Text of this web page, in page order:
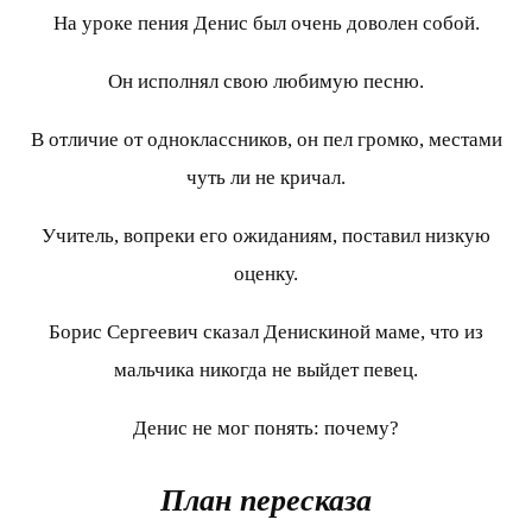
На уроке пения Денис был очень доволен собой.
Он исполнял свою любимую песню.
В отличие от одноклассников, он пел громко, местами
чуть ли не кричал.
Учитель, вопреки его ожиданиям, поставил низкую
оценку.
Борис Сергеевич сказал Денискиной маме, что из
мальчика никогда не выйдет певец.
Денис не мог понять: почему?
План пересказа